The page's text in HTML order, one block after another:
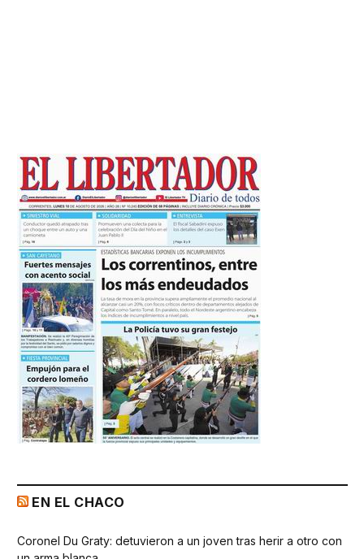
EN EL CHACO
Coronel Du Graty: detuvieron a un joven tras herir a otro con